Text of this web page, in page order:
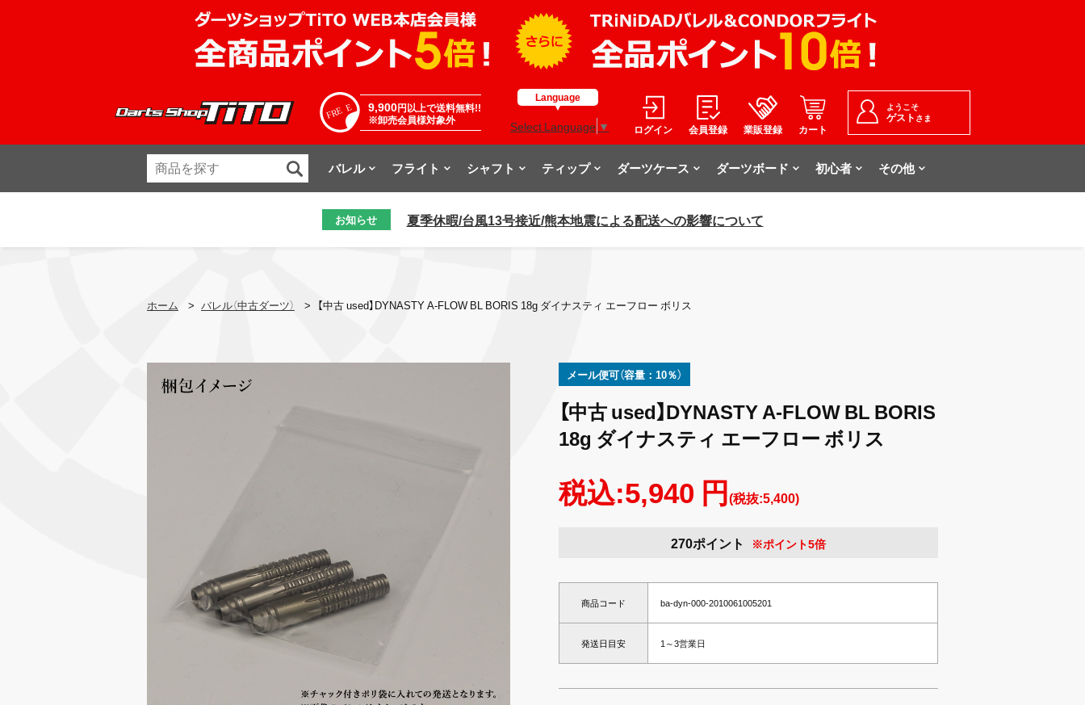
9,900円以上で送料無料!!
※卸売会員様対象外
Language
Select Language ▼ ログイン 会員登録 業販登録 カート
ようこそ
ゲスト さま
バレル フライト シャフト ティップ ダーツケース ダーツボード 初心者 その他
お知らせ 夏季休暇/台風13号接近/熊本地震による配送への影響について
ホーム > バレル（中古ダーツ） > 【中古 used】DYNASTY A-FLOW BL BORIS 18g ダイナスティ エーフロー ボリス
メール便可（容量：10％）
【中古 used】DYNASTY A-FLOW BL BORIS
18g ダイナスティ エーフロー ボリス
税込:5,940 円(税抜:5,400)
270ポイント ※ポイント5倍
商品コード ba-dyn-000-2010061005201
発送日目安 1～3営業日